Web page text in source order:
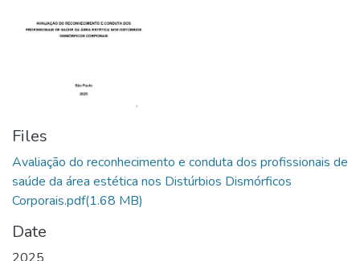
Files
Avaliação do reconhecimento e conduta dos profissionais de
saúde da área estética nos Distúrbios Dismórficos
Corporais.pdf(1.68 MB)
Date